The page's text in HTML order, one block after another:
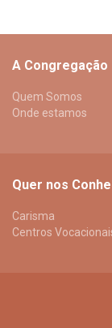
A Congregação
Quem Somos
Onde estamos
Quer nos
Carisma
Centros